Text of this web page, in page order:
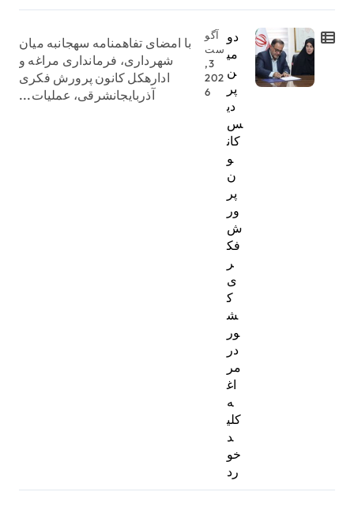
دو
می
ن
پر
دی
س
کان
و
ن
پر
ور
ش
فک
ر
ی
ک
ش
ور
در
مر
اغ
ه
کلی
د
خو
رد
آگو
ست
3,
202
6
با امضای تفاهمنامه سهجانبه میان
شهرداری، فرمانداری مراغه و
ادارهکل کانون پرورش فکری
آذربایجانشرقی، عملیات...